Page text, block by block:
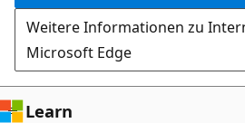
Weitere Informationen zu
Microsoft Edge
Learn